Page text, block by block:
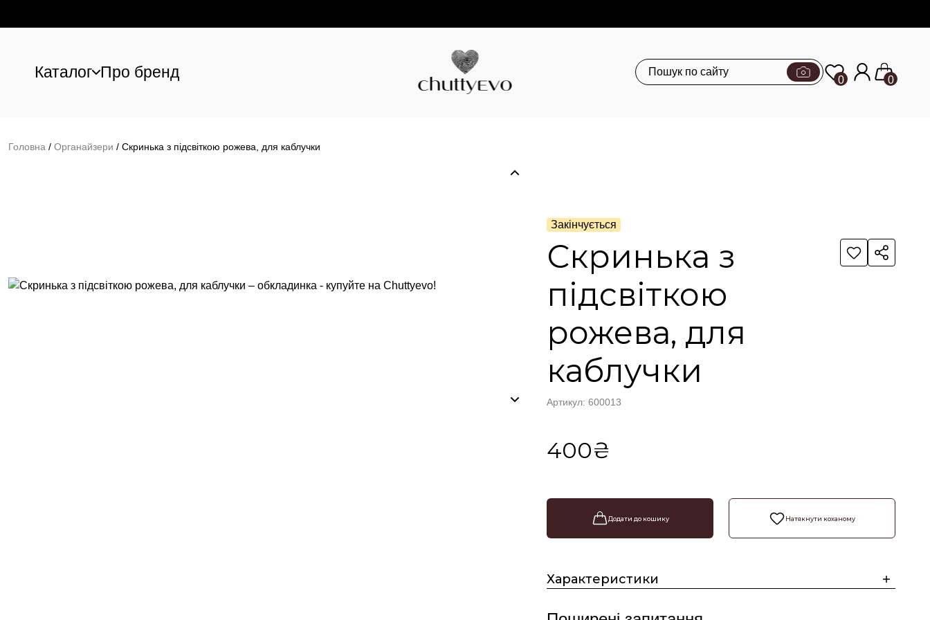
Каталог Про бренд 0 0
Головна / Органайзери / Скринька з підсвіткою рожева, для каблучки
Закінчується
Скринька з
підсвіткою
рожева, для
каблучки
Артикул: 600013
400₴
Додати до кошику Натякнути коханому
Характеристики